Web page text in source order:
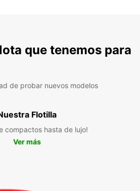
que tenemos para
de probar nuevos modelos
Flotilla
compactos hasta de lujo!
Ver más